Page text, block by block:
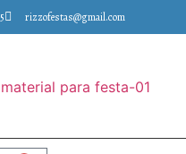
rizzofestas@gmail.com